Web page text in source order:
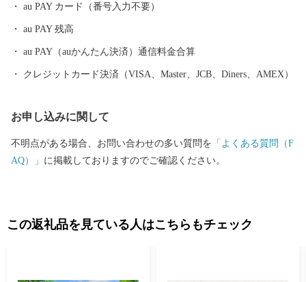
の四季折々 豊かな姿。 磐梯山の噴火によって形成された桧原湖
と、磐梯山の勇壮な姿は、四季折々の圧倒的な自然景観を生み出
し、北塩原に訪れる人の心を魅了します。 春は満開の桜に出迎え
遊び方に心躍る。ぜひ北塩原の四季を体験してみてください。
様々なメニューが用意されております。 ３．温泉から塩がうまれ
au PAY カード（番号入力不要）
au PAY 残高
au PAY（auかんたん決済）通信料金合算
クレジットカード決済（VISA、Master、JCB、Diners、AMEX）
お申し込みに関して
不明点がある場合、お問い合わせの多い質問を 「よくある質問（F
AQ）」 に掲載しておりますのでご確認ください。
この返礼品を見ている人はこちらもチェック